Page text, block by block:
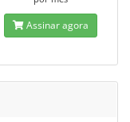
Assinar agora